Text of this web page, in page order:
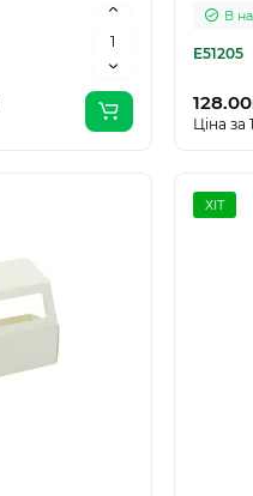
В
E51205
Ціна за
ХІТ